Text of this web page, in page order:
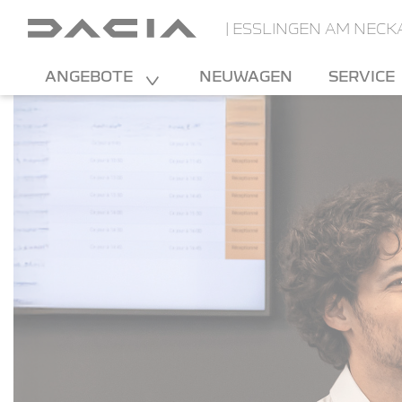
| ESSLINGEN AM
ANGEBOTE NEUWAGEN SERVICE